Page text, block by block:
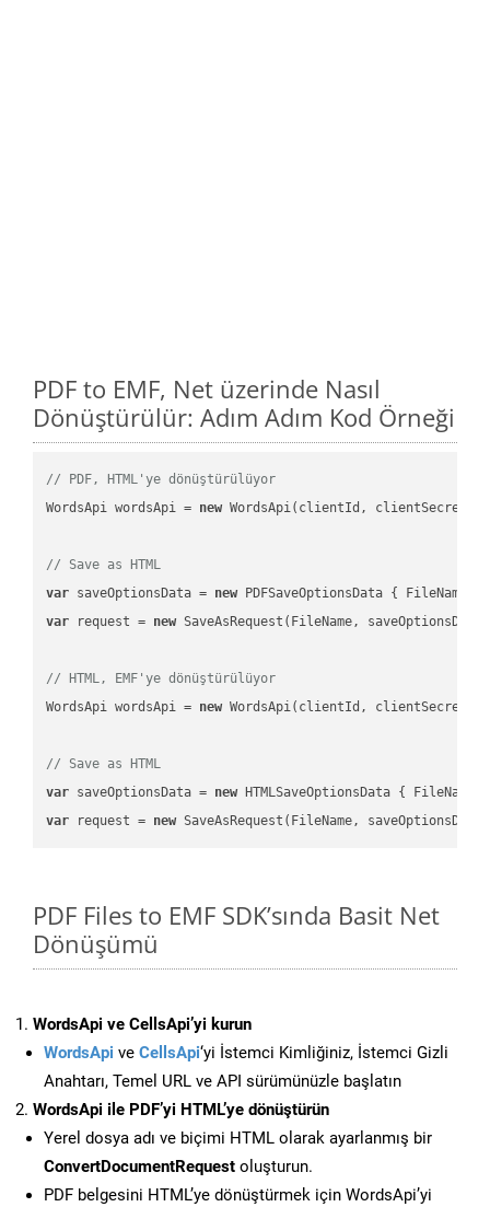
PDF to EMF, Net üzerinde Nasıl
Dönüştürülür: Adım Adım Kod Örneği
// PDF, HTML'ye dönüştürülüyor
WordsApi wordsApi = new WordsApi(clientId, clientSecret);
// Save as HTML
var saveOptionsData = new PDFSaveOptionsData { FileName =
var request = new SaveAsRequest(FileName,
// HTML, EMF'ye dönüştürülüyor
WordsApi wordsApi = new WordsApi(clientId, clientSecret);
// Save as HTML
var saveOptionsData = new HTMLSaveOptionsData { FileName
var request = new
PDF Files to EMF SDK’sında Basit Net
Dönüşümü
WordsApi ve CellsApi’yi kurun
WordsApi ve CellsApi‘yi İstemci Kimliğiniz, İstemci Gizli
Anahtarı, Temel URL ve API sürümünüzle başlatın
WordsApi ile PDF’yi HTML’ye dönüştürün
Yerel dosya adı ve biçimi HTML olarak ayarlanmış bir
ConvertDocumentRequest oluşturun.
PDF belgesini HTML’ye dönüştürmek için WordsApi’yi